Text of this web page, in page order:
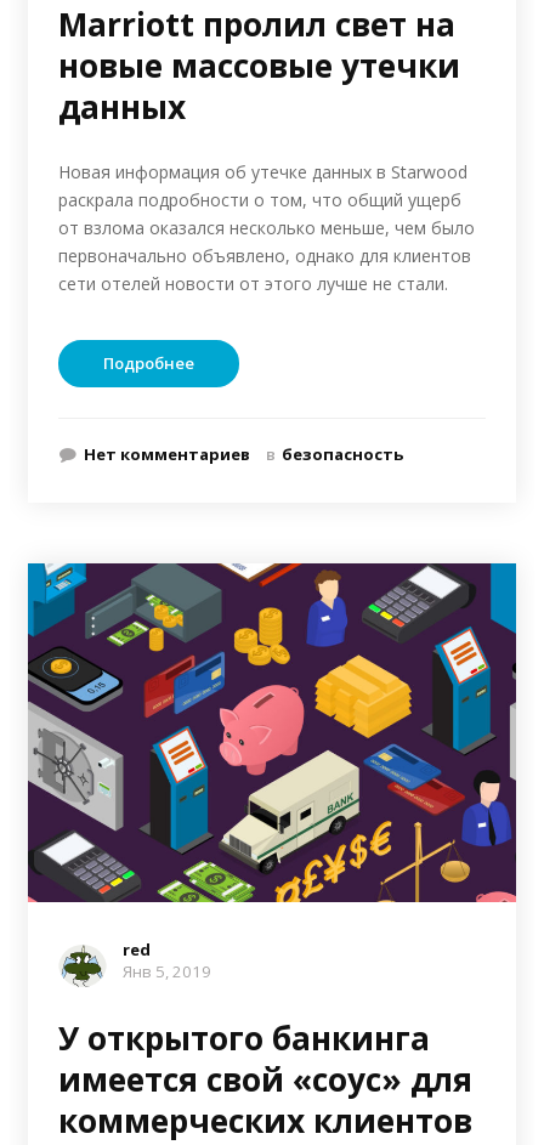
Marriott пролил свет на
новые массовые утечки
данных
Новая информация об утечке данных в Starwood
раскрала подробности о том, что общий ущерб
от взлома оказался несколько меньше, чем было
первоначально объявлено, однако для клиентов
сети отелей новости от этого лучше не стали.
Подробнее
Нет комментариев в безопасность
red
Янв 5, 2019
У открытого банкинга
имеется свой «соус» для
коммерческих клиентов